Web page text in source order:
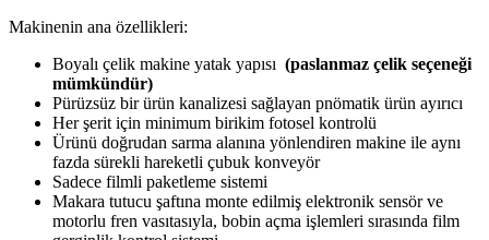
Makinenin ana özellikleri:
Boyalı çelik makine yatak yapısı (paslanmaz çelik seçeneği
mümkündür)
Pürüzsüz bir ürün kanalizesi sağlayan pnömatik ürün ayırıcı
Her şerit için minimum birikim fotosel kontrolü
Ürünü doğrudan sarma alanına yönlendiren makine ile aynı
fazda sürekli hareketli çubuk konveyör
Sadece filmli paketleme sistemi
Makara tutucu şaftına monte edilmiş elektronik sensör ve
motorlu fren vasıtasıyla, bobin açma işlemleri sırasında film